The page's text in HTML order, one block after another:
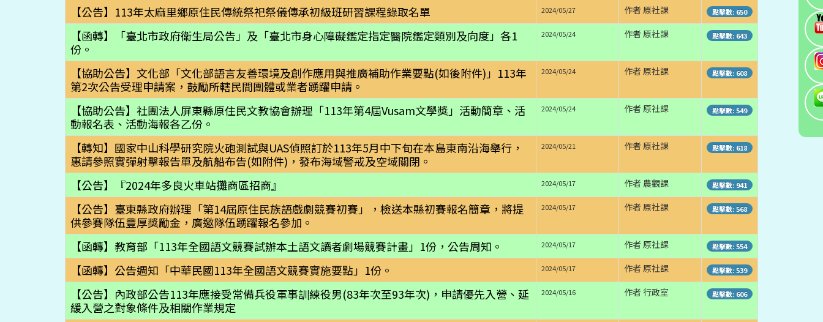
【公告】113年太麻里鄉原住民傳統祭祀祭儀傳承初級班研習課程錄取名單 2024/05/27 作者 原社課 點擊數: 650
【函轉】「臺北市政府衛生局公告」及「臺北市身心障礙鑑定指定醫院鑑定類別及向度」各1
份。
2024/05/24 作者 原社課 點擊數: 643
【協助公告】文化部「文化部語言友善環境及創作應用與推廣補助作業要點(如後附件)」113年
第2次公告受理申請案，鼓勵所轄民間團體或業者踴躍申請。
2024/05/24 作者 原社課 點擊數: 608
【協助公告】社團法人屏東縣原住民文教協會辦理「113年第4屆Vusam文學獎」活動簡章、活
動報名表、活動海報各乙份。
2024/05/24 作者 原社課 點擊數: 549
【轉知】國家中山科學研究院火砲測試與UAS偵照訂於113年5月中下旬在本島東南沿海舉行，
惠請參照實彈射擊報告單及航船布告(如附件)，發布海域警戒及空域關閉。
2024/05/21 作者 原社課 點擊數: 618
【公告】『2024年多良火車站攤商區招商』 2024/05/17 作者 農觀課 點擊數: 941
【公告】臺東縣政府辦理「第14屆原住民族語戲劇競賽初賽」，檢送本縣初賽報名簡章，將提
供參賽隊伍豐厚獎勵金，廣邀隊伍踴躍報名參加。
2024/05/17 作者 原社課 點擊數: 568
【函轉】教育部「113年全國語文競賽試辦本土語文讀者劇場競賽計畫」1份，公告周知。 2024/05/17 作者 原社課 點擊數: 554
【函轉】公告週知「中華民國113年全國語文競賽實施要點」1份。 2024/05/17 作者 原社課 點擊數: 539
【公告】內政部公告113年應接受常備兵役軍事訓練役男(83年次至93年次)，申請優先入營、延
緩入營之對象條件及相關作業規定
2024/05/16 作者 行政室 點擊數: 606